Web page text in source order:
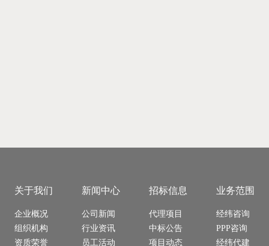
关于我们
企业概况
组织机构
资质荣誉
新闻中心
公司新闻
行业资讯
员工活动
招标信息
代理项目
中标公告
项目动态
业务范围
经纬咨询
PPP咨询
经纬代建